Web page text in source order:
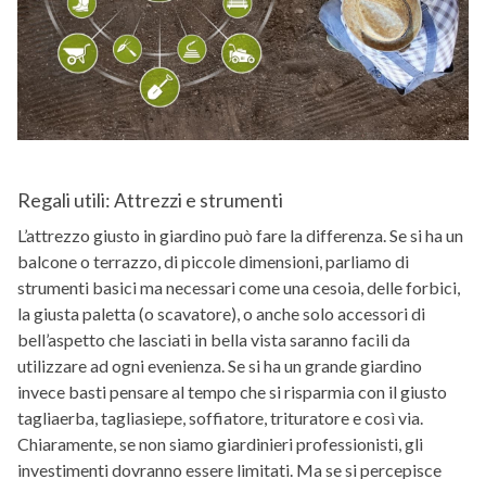
Regali utili: Attrezzi e strumenti
L’attrezzo giusto in giardino può fare la differenza. Se si ha un
balcone o terrazzo, di piccole dimensioni, parliamo di
strumenti basici ma necessari come una cesoia, delle forbici,
la giusta paletta (o scavatore), o anche solo accessori di
bell’aspetto che lasciati in bella vista saranno facili da
utilizzare ad ogni evenienza. Se si ha un grande giardino
invece basti pensare al tempo che si risparmia con il giusto
tagliaerba, tagliasiepe, soffiatore, trituratore e così via.
Chiaramente, se non siamo giardinieri professionisti, gli
investimenti dovranno essere limitati. Ma se si percepisce